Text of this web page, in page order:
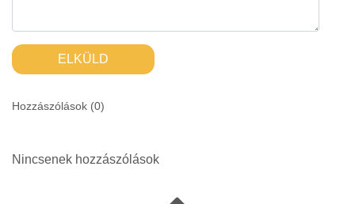
ELKÜLD
Hozzászólások (0)
Nincsenek hozzászólások